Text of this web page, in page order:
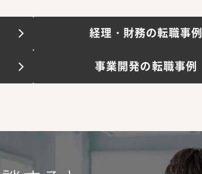
経理・財務の転職事例
事業開発の転職事例